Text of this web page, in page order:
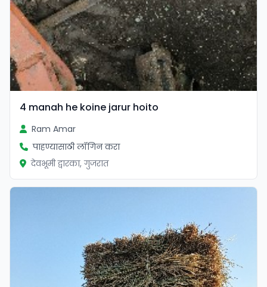
4 manah he koine jarur hoito
Ram Amar
पाहण्यासाठी लॉगिन करा
देवभूमी द्वारका, गुजरात